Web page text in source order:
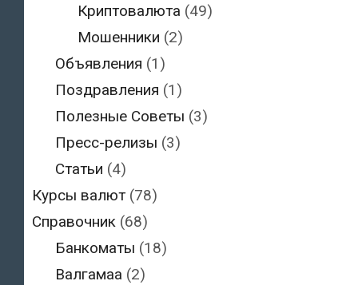
Криптовалюта (49)
Мошенники (2)
Объявления (1)
Поздравления (1)
Полезные Советы (3)
Пресс-релизы (3)
Статьи (4)
Курсы валют (78)
Справочник (68)
Банкоматы (18)
Валгамаа (2)